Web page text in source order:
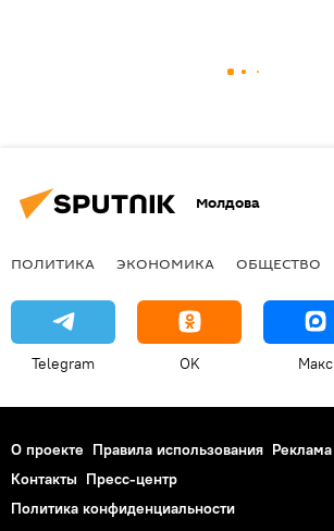
Молдова
ПОЛИТИКА ЭКОНОМИКА ОБЩЕСТВО
Telegram OK Макс
О проекте Правила использования Реклама
Контакты Пресс-центр
Политика конфиденциальности